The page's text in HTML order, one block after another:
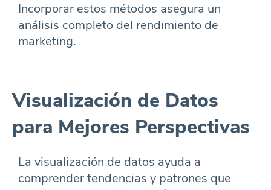
Incorporar estos métodos asegura un
análisis completo del rendimiento de
marketing.
Visualización de Datos
para Mejores Perspectivas
La visualización de datos ayuda a
comprender tendencias y patrones que